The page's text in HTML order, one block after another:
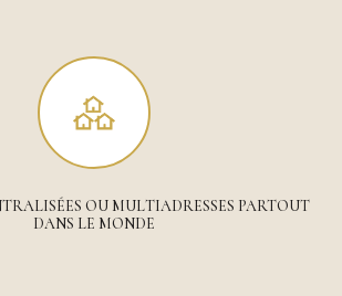
OU MULTIADRESSES PARTOUT
DANS LE MONDE